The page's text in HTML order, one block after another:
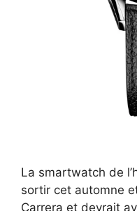
La smartwatch de
sortir cet automne
Carrera et devrait